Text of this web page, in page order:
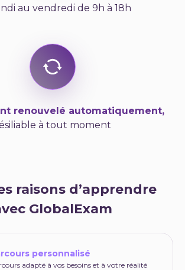
au vendredi de 9h à 18h
renouvelé automatiquement,
à tout moment
raisons d’apprendre
GlobalExam
personnalisé
adapté à vos besoins et à votre réalité